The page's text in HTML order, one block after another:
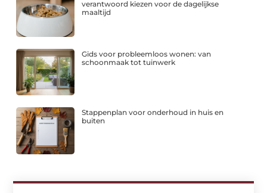
verantwoord kiezen voor de dagelijkse
maaltijd
Gids voor probleemloos wonen: van
schoonmaak tot tuinwerk
Stappenplan voor onderhoud in huis en
buiten